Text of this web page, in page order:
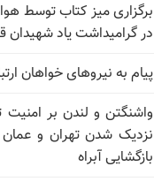
برگزاری میز کتاب توسط
در گرامیداشت یاد
پیام به نیروهای خواهان ارتباط -
واشنگتن و لندن بر امنیت
نزدیک شدن تهران و
بازگشایی آبراه